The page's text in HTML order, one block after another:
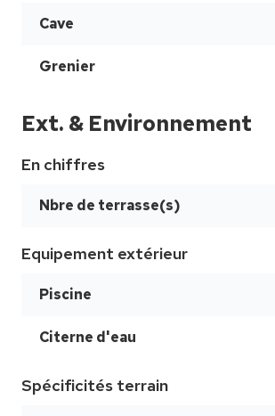
Cave
Grenier
Ext. & Environnement
En chiffres
Nbre de terrasse(s)
Equipement extérieur
Piscine
Citerne d'eau
Spécificités terrain